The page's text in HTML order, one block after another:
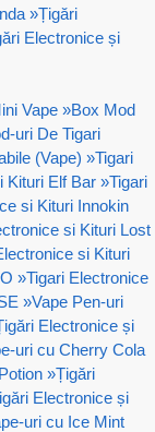
»Țigări
Electronice și
Vape »Box Mod
uri De Tigari
(Vape) »Tigari
Kituri Elf Bar »Tigari
si Kituri Innokin
si Kituri Lost
si Kituri
»Tigari Electronice
»Vape Pen-uri
Electronice și
uri cu Cherry Cola
»Țigări
Electronice și
uri cu Ice Mint